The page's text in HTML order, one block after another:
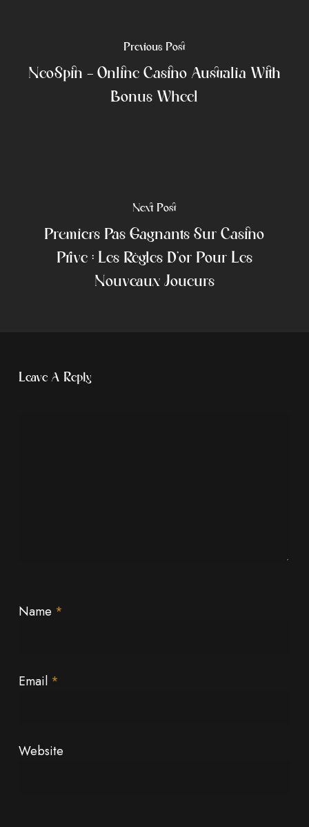
Previous Post
NeoSpin – Online Casino Australia With
Bonus Wheel
Next Post
Premiers Pas Gagnants Sur Casino
Prive : Les Règles D’or Pour Les
Nouveaux Joueurs
Leave A Reply
Name *
Email *
Website